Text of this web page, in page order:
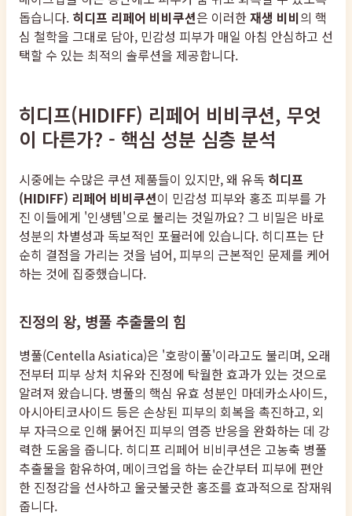
돕습니다. 히디프 리페어 비비쿠션은 이러한재생 비비의 핵
심 철학을 그대로 담아, 민감성 피부가 매일 아침 안심하고 선
택할 수 있는 최적의 솔루션을 제공합니다.
히디프(HIDIFF) 리페어 비비쿠션, 무엇
이 다른가? - 핵심 성분 심층 분석
시중에는 수많은 쿠션 제품들이 있지만, 왜 유독 히디프
(HIDIFF) 리페어 비비쿠션이 민감성 피부와 홍조 피부를 가
진 이들에게 '인생템'으로 불리는 것일까요? 그 비밀은 바로
성분의 차별성과 독보적인 포뮬러에 있습니다. 히디프는 단
순히 결점을 가리는 것을 넘어, 피부의 근본적인 문제를 케어
하는 것에 집중했습니다.
진정의 왕, 병풀 추출물의 힘
병풀(Centella Asiatica)은 '호랑이풀'이라고도 불리며, 오래
전부터 피부 상처 치유와 진정에 탁월한 효과가 있는 것으로
알려져 왔습니다. 병풀의 핵심 유효 성분인 마데카소사이드,
아시아티코사이드 등은 손상된 피부의 회복을 촉진하고, 외
부 자극으로 인해 붉어진 피부의 염증 반응을 완화하는 데 강
력한 도움을 줍니다. 히디프 리페어 비비쿠션은 고농축 병풀
추출물을 함유하여, 메이크업을 하는 순간부터 피부에 편안
한 진정감을 선사하고 울긋불긋한 홍조를 효과적으로 잠재워
줍니다.